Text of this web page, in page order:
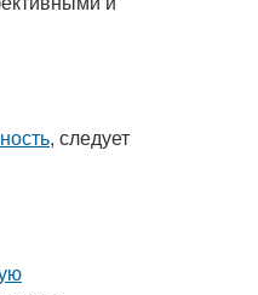
, следует